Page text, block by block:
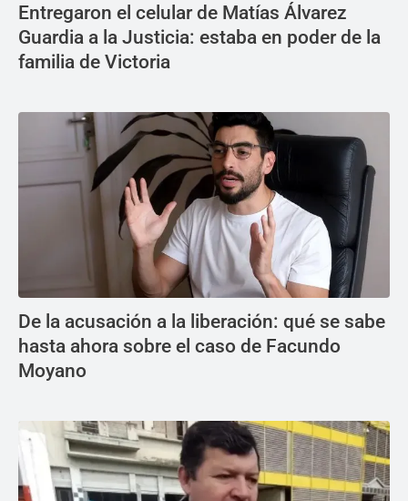
Entregaron el celular de Matías Álvarez
Guardia a la Justicia: estaba en poder de la
familia de Victoria
De la acusación a la liberación: qué se sabe
hasta ahora sobre el caso de Facundo
Moyano